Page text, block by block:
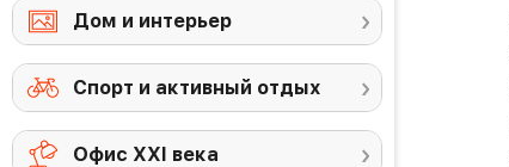
Дом и интерьер
Спорт и активный отдых
Офис ХХI века